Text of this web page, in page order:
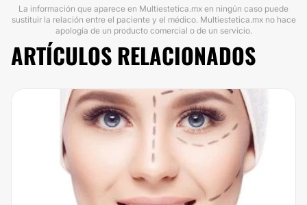
La información que aparece en Multiestetica.mx en ningún caso puede
sustituir la relación entre el paciente y el médico. Multiestetica.mx no hace
apología de un producto comercial o de un servicio.
ARTÍCULOS RELACIONADOS